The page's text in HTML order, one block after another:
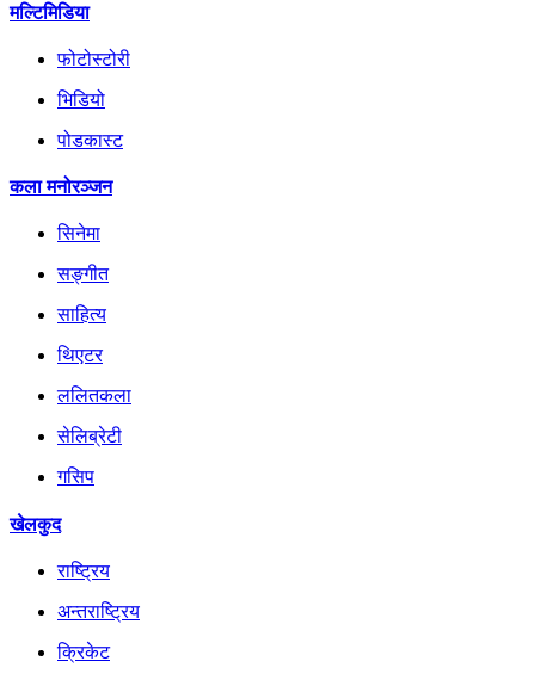
मल्टिमिडिया
फोटोस्टोरी
भिडियो
पोडकास्ट
कला मनोरञ्जन
सिनेमा
सङ्गीत
साहित्य
थिएटर
ललितकला
सेलिब्रेटी
गसिप
खेलकुद
राष्ट्रिय
अन्तराष्ट्रिय
क्रिकेट